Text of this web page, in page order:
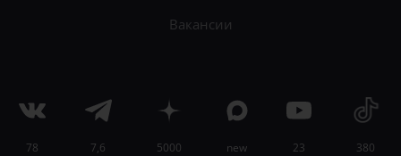
Вакансии
78 7,6 5000 new 23 380